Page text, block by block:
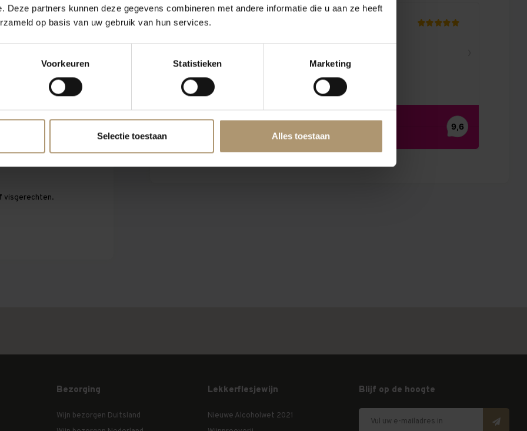
Deze partners kunnen deze gegevens combineren met andere informatie die u aan ze heeft
op basis van uw gebruik van hun services.
Voorkeuren Statistieken Marketing
Selectie toestaan Alles toestaan
Spaanse Chardonnay
tot iets onder
methode heet
Het licht
visgerechten.
Bezorging
Wijn bezorgen Duitsland
Lekkerflesjewijn
Nieuwe Alcoholwet 2021
Blijf op de hoogte